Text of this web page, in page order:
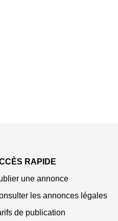
RAPIDE
une annonce
les annonces légales
de publication